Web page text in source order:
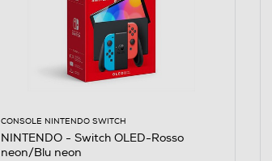
CONSOLE NINTENDO SWITCH
NINTENDO - Switch OLED-Rosso
neon/Blu neon